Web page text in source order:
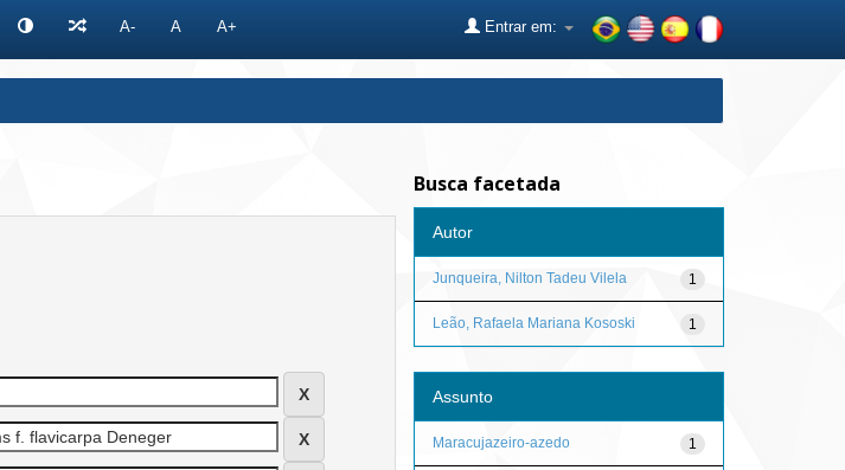
A- A A+ Entrar em:
Busca facetada
Autor
1
Junqueira, Nilton Tadeu Vilela
1
Leão, Rafaela Mariana Kososki
Assunto
1
Maracujazeiro-azedo